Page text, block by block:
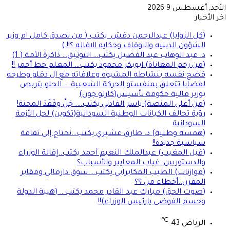
الأحد, أغسطس 9 2026
اخر الأخبار
(كل الزوايا) عبدالرحمن دقش يكتب ( من نصدق كامل ام وزير
الشؤون الدينيه والاوقاف وحكايه الاقاله ؟!! )
د. عبد الوهاب عبد الفضيل يكتب… التوثيق… ذاكرة الأمة ( 1)
(من رحم المعاناة) ابوبكر محمود يكتب… المعلم خط أحمر !!
فضح نفسه بنشاطه المشبوه وعلاقاته مع ال دقلو وطرحه
لقضايا تتعلق بمنفستو الحركة الشعبية … الحلو يتربص
بوزير مالية حكومة تأسيس(كارلو جون)
(من أعلى المنصة) ياسر الفادني يكتب…. جَنَّ وفَقَدَ المحنة!
رؤية تحالف الكيانات الوطنية السودانية(تكوين) لحل الأزمة
السودانية
(همسة وطنية) د. طارق عشيري يكتب…نحتاج إلى ثقافة
سياسية جديدة!!
(قبل المغيب) عبدالملك النعيم أحمد يكتب..إقالة الوزراء
والدستوريين..غياب المعايير والأسباب؟
(موازنات) الطيب المكابرابي يكتب….سوق دارمالي ومقابر
المقرن..أخطاء من ؟؟
(صوت الحق) مبارك عبد القادر محمد يكتب… (هيبة الدولة
وحسم الفوضى يارئيس الوزراء)!!
الرياض 43
℃